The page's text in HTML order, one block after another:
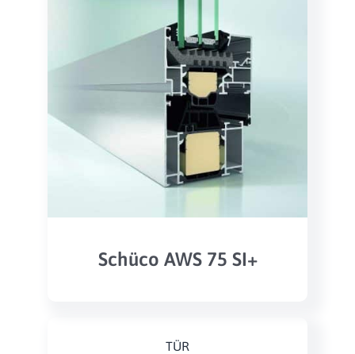
Schüco AWS 75 SI+
TÜR